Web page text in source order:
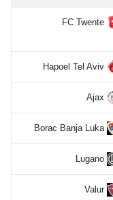
FC Twente
Hapoel Tel Aviv
Ajax
Borac Banja Luka
Lugano
Valur